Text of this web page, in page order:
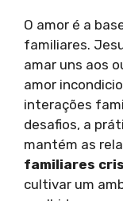
O amor é a
familiares.
amar uns aos
amor
interações
desafios, a
mantém as
familiares
cultivar um